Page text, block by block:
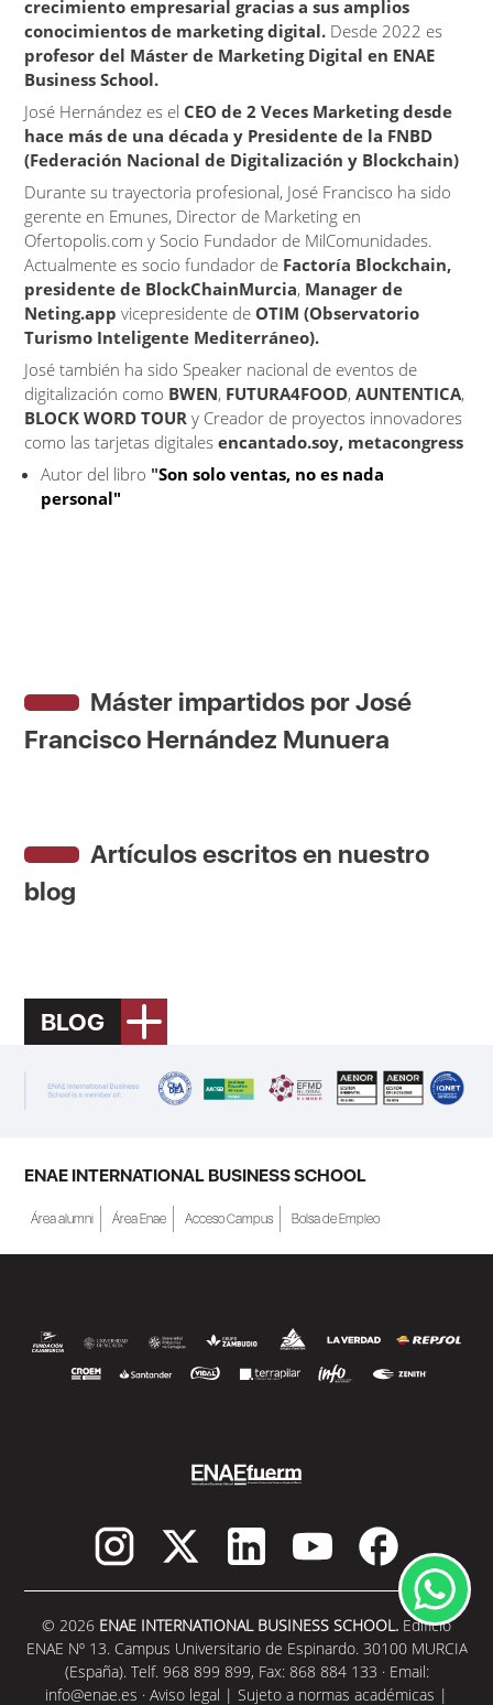
crecimiento empresarial gracias a sus amplios
conocimientos de marketing digital. Desde 2022 es
profesor del Máster de Marketing Digital en ENAE
Business School.
José Hernández es el CEO de 2 Veces Marketing desde
hace más de una década y Presidente de la FNBD
(Federación Nacional de Digitalización y Blockchain)
Durante su trayectoria profesional, José Francisco ha sido
gerente en Emunes, Director de Marketing en
Ofertopolis.com y Socio Fundador de MilComunidades.
Actualmente es socio fundador de Factoría Blockchain,
presidente de BlockChainMurcia, Manager de
Neting.appvicepresidente de OTIM (Observatorio
Turismo Inteligente Mediterráneo).
José también ha sido Speaker nacional de eventos de
digitalización como BWEN, FUTURA4FOOD,AUNTENTICA,
BLOCK WORD TOUR y Creador de proyectos innovadores
como las tarjetas digitales encantado.soy, metacongress
Autor del libro "Son solo ventas, no es nada
personal"
Máster impartidos por José
Francisco Hernández Munuera
Artículos escritos en nuestro
blog
BLOG
ENAE INTERNATIONAL BUSINESS SCHOOL
Área alumni Área Enae Acceso Campus Bolsa de Empleo
© 2026 ENAE INTERNATIONAL BUSINESS SCHOOL. Edificio
ENAE Nº 13. Campus Universitario de Espinardo. 30100 MURCIA
(España). Telf. 968 899 899, Fax: 868 884 133 · Email:
info@enae.es · Aviso legal | Sujeto a normas académicas |